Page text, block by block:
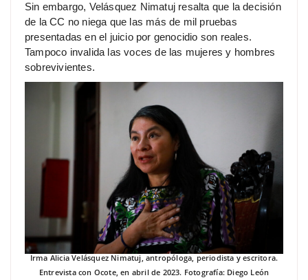
Sin embargo, Velásquez Nimatuj resalta que la decisión
de la CC no niega que las más de mil pruebas
presentadas en el juicio por genocidio son reales.
Tampoco invalida las voces de las mujeres y hombres
sobrevivientes.
Irma Alicia Velásquez Nimatuj, antropóloga, periodista y escritora.
Entrevista con Ocote, en abril de 2023. Fotografía: Diego León